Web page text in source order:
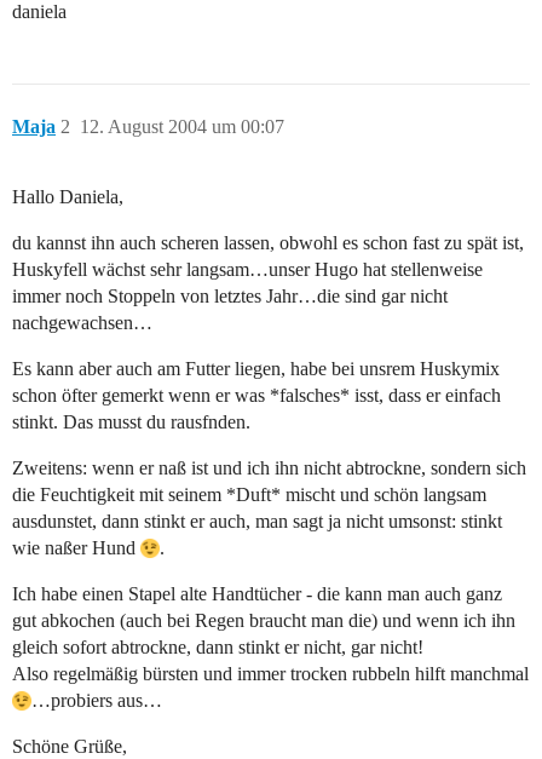
daniela
Maja 12. August 2004 um 00:07
2
Hallo Daniela,
du kannst ihn auch scheren lassen, obwohl es schon fast zu spät ist,
Huskyfell wächst sehr langsam…unser Hugo hat stellenweise
immer noch Stoppeln von letztes Jahr…die sind gar nicht
nachgewachsen…
Es kann aber auch am Futter liegen, habe bei unsrem Huskymix
schon öfter gemerkt wenn er was *falsches* isst, dass er einfach
stinkt. Das musst du rausfnden.
Zweitens: wenn er naß ist und ich ihn nicht abtrockne, sondern sich
die Feuchtigkeit mit seinem *Duft* mischt und schön langsam
ausdunstet, dann stinkt er auch, man sagt ja nicht umsonst: stinkt
wie naßer Hund
.
Ich habe einen Stapel alte Handtücher - die kann man auch ganz
gut abkochen (auch bei Regen braucht man die) und wenn ich ihn
gleich sofort abtrockne, dann stinkt er nicht, gar nicht!
Also regelmäßig bürsten und immer trocken rubbeln hilft manchmal
…probiers aus…
Schöne Grüße,